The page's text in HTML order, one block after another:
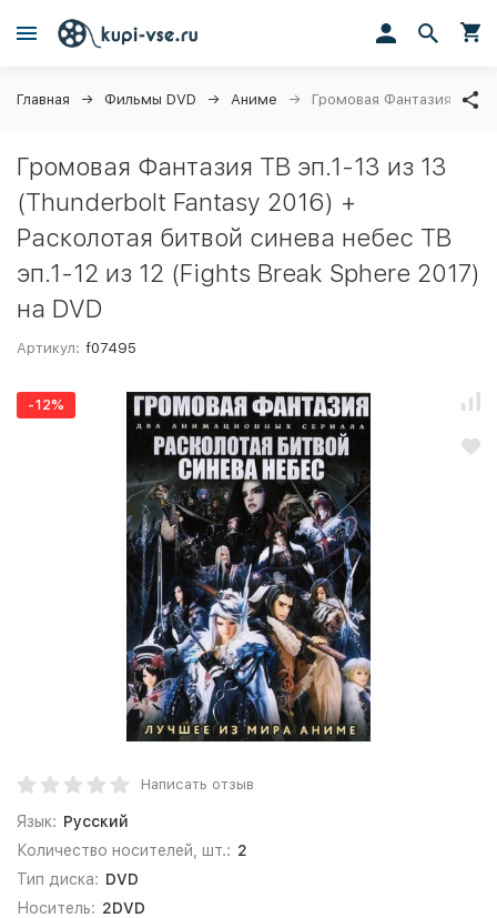
Главная Фильмы DVD Аниме Громовая Фантазия ТВ
Громовая Фантазия ТВ эп.1-13 из 13
(Thunderbolt Fantasy 2016) +
Расколотая битвой синева небес ТВ
эп.1-12 из 12 (Fights Break Sphere 2017)
на DVD
Артикул: f07495
-12%
Написать отзыв
Язык: Русский
Количество носителей, шт.: 2
Тип диска: DVD
Носитель: 2DVD